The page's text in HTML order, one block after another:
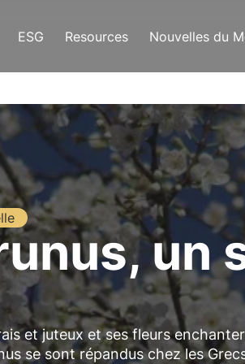
ESG Resources Nouvelles du
un
et juteux et ses fleurs
se sont répandus chez les